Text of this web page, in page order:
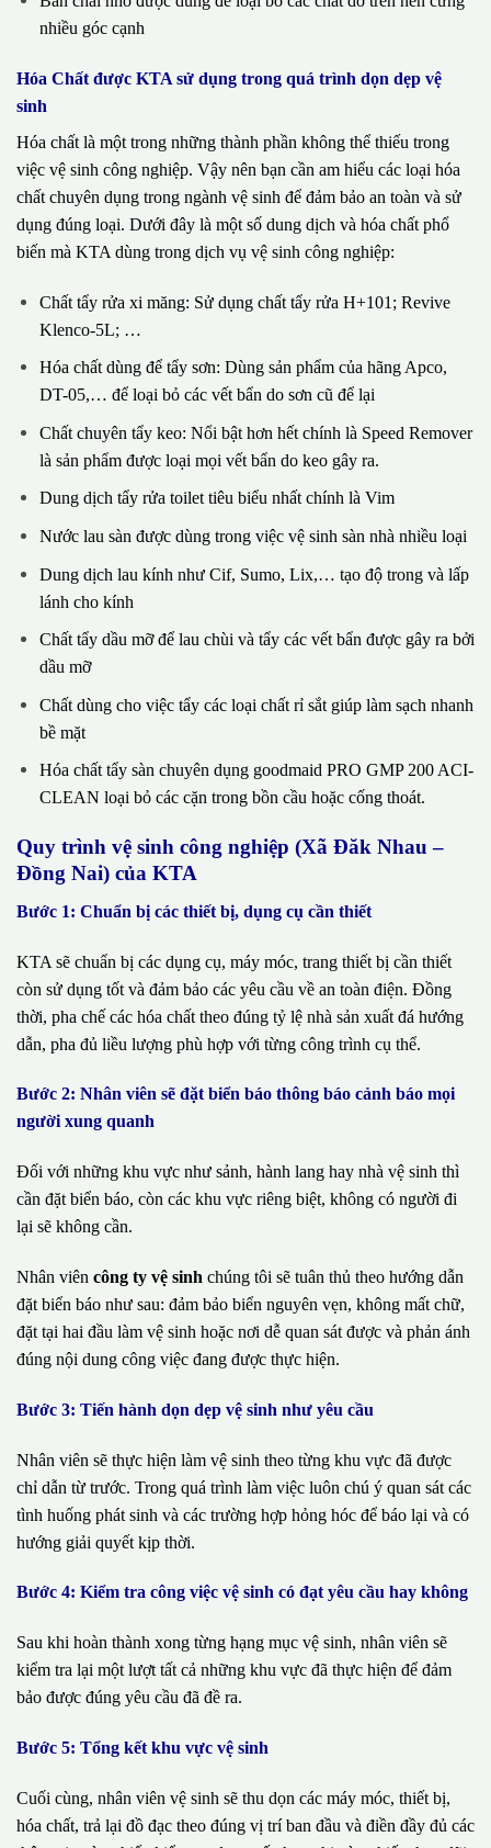
nhiều góc cạnh
Hóa Chất được KTA sử dụng trong quá trình dọn dẹp vệ
sinh
Hóa chất là một trong những thành phần không thể thiếu trong
việc vệ sinh công nghiệp. Vậy nên bạn cần am hiểu các loại hóa
chất chuyên dụng trong ngành vệ sinh để đảm bảo an toàn và sử
dụng đúng loại. Dưới đây là một số dung dịch và hóa chất phổ
biến mà KTA dùng trong dịch vụ vệ sinh công nghiệp:
Chất tẩy rửa xi măng: Sử dụng chất tẩy rửa H+101; Revive
Klenco-5L; …
Hóa chất dùng để tẩy sơn: Dùng sản phẩm của hãng Apco,
DT-05,… để loại bỏ các vết bẩn do sơn cũ để lại
Chất chuyên tẩy keo: Nổi bật hơn hết chính là Speed Remover
là sản phẩm được loại mọi vết bẩn do keo gây ra.
Dung dịch tẩy rửa toilet tiêu biểu nhất chính là Vim
Nước lau sàn được dùng trong việc vệ sinh sàn nhà nhiều loại
Dung dịch lau kính như Cif, Sumo, Lix,… tạo độ trong và lấp
lánh cho kính
Chất tẩy dầu mỡ để lau chùi và tẩy các vết bẩn được gây ra bởi
dầu mỡ
Chất dùng cho việc tẩy các loại chất rỉ sắt giúp làm sạch nhanh
bề mặt
Hóa chất tẩy sàn chuyên dụng goodmaid PRO GMP 200 ACI-
CLEAN loại bỏ các cặn trong bồn cầu hoặc cống thoát.
Quy trình vệ sinh công nghiệp (Xã Đăk Nhau –
Đồng Nai) của KTA
Bước 1: Chuẩn bị các thiết bị, dụng cụ cần thiết
KTA sẽ chuẩn bị các dụng cụ, máy móc, trang thiết bị cần thiết
còn sử dụng tốt và đảm bảo các yêu cầu về an toàn điện. Đồng
thời, pha chế các hóa chất theo đúng tỷ lệ nhà sản xuất đá hướng
dẫn, pha đủ liều lượng phù hợp với từng công trình cụ thể.
Bước 2: Nhân viên sẽ đặt biển báo thông báo cảnh báo mọi
người xung quanh
Đối với những khu vực như sảnh, hành lang hay nhà vệ sinh thì
cần đặt biển báo, còn các khu vực riêng biệt, không có người đi
lại sẽ không cần.
Nhân viên công ty vệ sinh chúng tôi sẽ tuân thủ theo hướng dẫn
đặt biển báo như sau: đảm bảo biển nguyên vẹn, không mất chữ,
đặt tại hai đầu làm vệ sinh hoặc nơi dễ quan sát được và phản ánh
đúng nội dung công việc đang được thực hiện.
Bước 3: Tiến hành dọn dẹp vệ sinh như yêu cầu
Nhân viên sẽ thực hiện làm vệ sinh theo từng khu vực đã được
chỉ dẫn từ trước. Trong quá trình làm việc luôn chú ý quan sát các
tình huống phát sinh và các trường hợp hỏng hóc để báo lại và có
hướng giải quyết kịp thời.
Bước 4: Kiểm tra công việc vệ sinh có đạt yêu cầu hay không
Sau khi hoàn thành xong từng hạng mục vệ sinh, nhân viên sẽ
kiểm tra lại một lượt tất cả những khu vực đã thực hiện để đảm
bảo được đúng yêu cầu đã đề ra.
Bước 5: Tổng kết khu vực vệ sinh
Cuối cùng, nhân viên vệ sinh sẽ thu dọn các máy móc, thiết bị,
hóa chất, trả lại đồ đạc theo đúng vị trí ban đầu và điền đầy đủ các